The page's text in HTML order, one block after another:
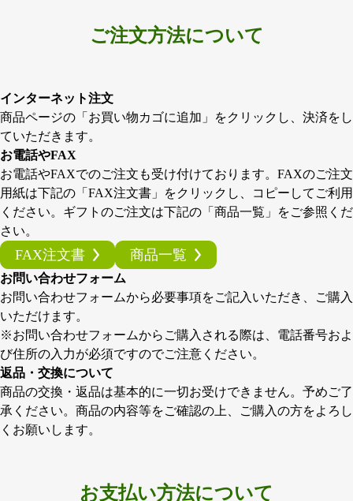
ご注文方法について
インターネット注文
商品ページの「お買い物カゴに追加」をクリックし、決済をし
ていただきます。
お電話やFAX
お電話やFAXでのご注文も受け付けております。FAXのご注文
用紙は下記の「FAX注文書」をクリックし、コピーしてご利用
ください。ギフトのご注文は下記の「商品一覧」をご参照くだ
さい。
FAX注文書 商品一覧
お問い合わせフォーム
お問い合わせフォームから必要事項をご記入いただき、ご購入
いただけます。
※お問い合わせフォームからご購入される際は、電話番号およ
び住所の入力が必須ですのでご注意ください。
返品・交換について
商品の交換・返品は基本的に一切お受けできません。予めご了
承ください。商品の内容等をご確認の上、ご購入の方をよろし
くお願いします。
お支払い方法について